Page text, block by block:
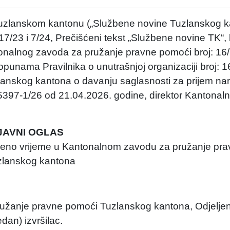
kantonu („Službene novine Tuzlanskog
23 i 7/24, Prečišćeni tekst „Službene novine TK“,
zavoda za pružanje pravne pomoći broj:
Pravilnika o unutrašnjoj organizaciji broj:
kantona o davanju saglasnosti za prijem
1/26 od 21.04.2026. godine, direktor
OGLAS
vrijeme u Kantonalnom zavodu za pružanje
kantona
pravne pomoći Tuzlanskog kantona,
izvršilac.